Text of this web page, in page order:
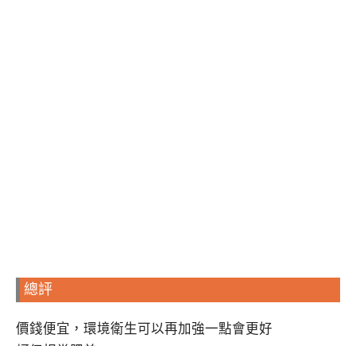
總評
價錢便宜，環境衛生可以再加強一點會更好